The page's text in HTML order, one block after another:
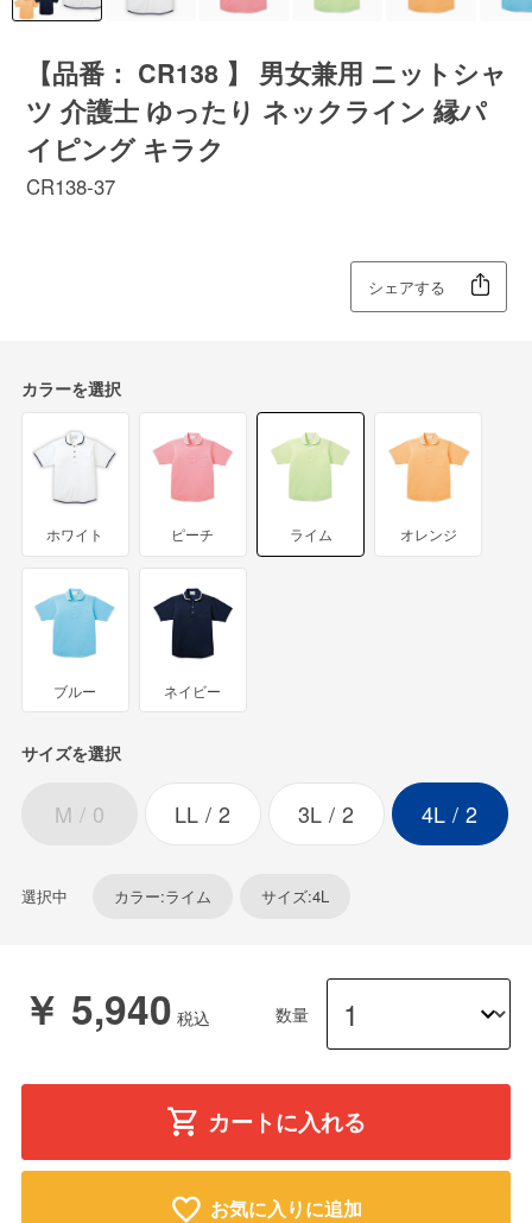
【品番： CR138 】 男女兼用 ニットシャ
ツ 介護士 ゆったり ネックライン 縁パ
イピング キラク
CR138-37
シェアする
カラーを選択
ホワイト ピーチ ライム オレンジ
ブルー ネイビー
サイズを選択
M 0 LL 2 3L 2 4L 2
選択中 カラー:ライム サイズ:4L
￥ 5,940 数量
カートに入れる
お気に入りに追加